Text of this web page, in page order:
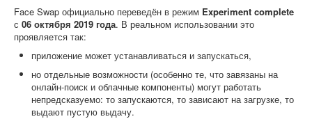
Face Swap официально переведён в режим Experiment complete
с 06 октября 2019 года. В реальном использовании это
проявляется так:
приложение может устанавливаться и запускаться,
но отдельные возможности (особенно те, что завязаны на
онлайн-поиск и облачные компоненты) могут работать
непредсказуемо: то запускаются, то зависают на загрузке, то
выдают пустую выдачу.